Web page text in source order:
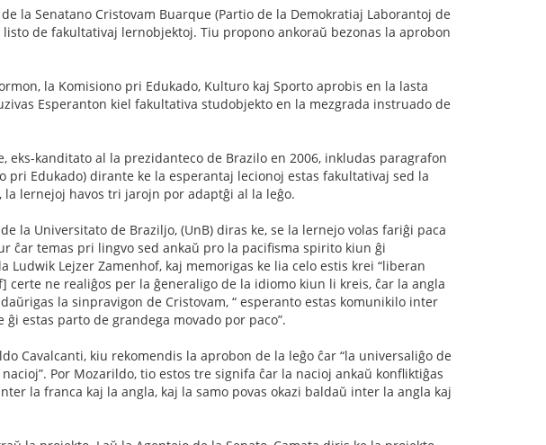
la Senatano Cristovam Buarque (Partio de la Demokratiaj Laborantoj de
de fakultativaj lernobjektoj. Tiu propono ankoraŭ bezonas la aprobon
la Komisiono pri Edukado, Kulturo kaj Sporto aprobis en la lasta
Esperanton kiel fakultativa studobjekto en la mezgrada instruado de
eks-kanditato al la prezidanteco de Brazilo en 2006, inkludas paragrafon
pri Edukado) dirante ke la esperantaj lecionoj estas fakultativaj sed la
la lernejoj havos tri jarojn por adaptĝi al la leĝo.
la Universitato de Braziljo, (UnB) diras ke, se la lernejo volas fariĝi paca
ĉar temas pri lingvo sed ankaŭ pro la pacifisma spirito kiun ĝi
Lejzer Zamenhof, kaj memorigas ke lia celo estis krei “liberan
certe ne realiĝos per la ĝeneraligo de la idiomo kiun li kreis, ĉar la angla
la sinpravigon de Cristovam, “ esperanto estas komunikilo inter
estas parto de grandega movado por paco”.
Cavalcanti, kiu rekomendis la aprobon de la leĝo ĉar “la universaliĝo de
Por Mozarildo, tio estos tre signifa ĉar la nacioj ankaŭ konfliktiĝas
la franca kaj la angla, kaj la samo povas okazi baldaŭ inter la angla kaj